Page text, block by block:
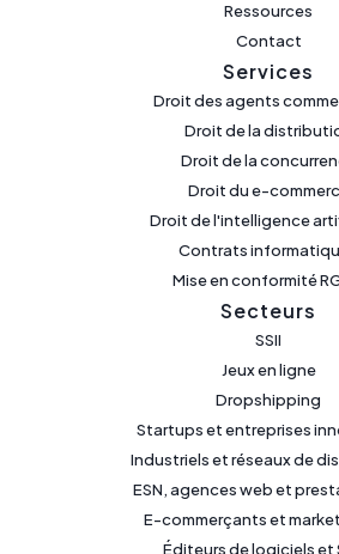
Ressources
Contact
Services
Droit des agents
Droit de la
Droit de la
Droit du e-
Droit de l'intelligence
Contrats
Mise en conformité
Secteurs
SSII
Jeux en ligne
Dropshipping
Startups et entreprises
Industriels et réseaux de
ESN, agences web et
E-commerçants et
Éditeurs de logiciels et